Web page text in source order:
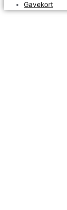
Gavekort